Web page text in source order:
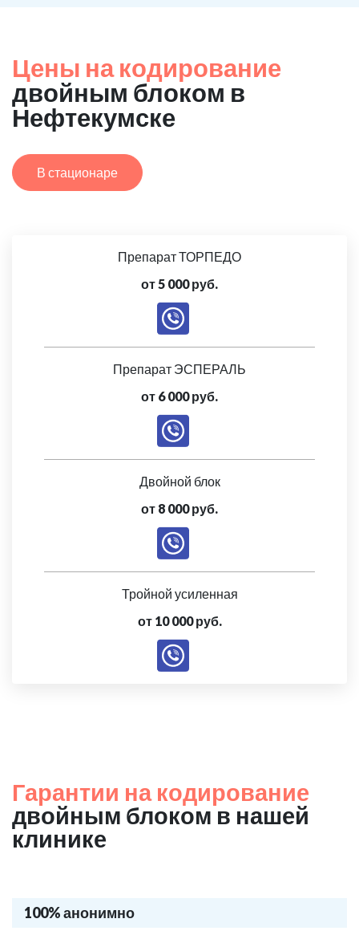
Цены на кодирование
двойным блоком в
Нефтекумске
В стационаре
Препарат ТОРПЕДО
от 5 000 руб.
Препарат ЭСПЕРАЛЬ
от 6 000 руб.
Двойной блок
от 8 000 руб.
Тройной усиленная
от 10 000 руб.
Гарантии на кодирование
двойным блоком в нашей
клинике
100% анонимно